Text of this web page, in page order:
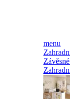
menu